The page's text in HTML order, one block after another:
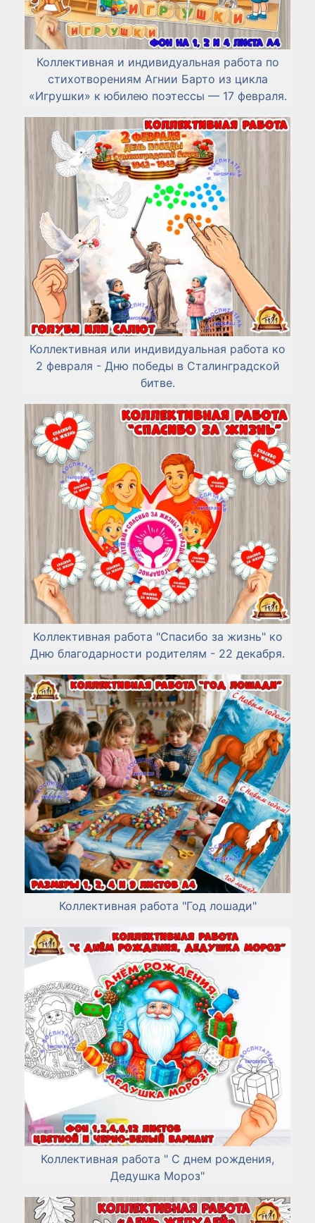
Коллективная и индивидуальная работа по
стихотворениям Агнии Барто из цикла
«Игрушки» к юбилею поэтессы — 17 февраля.
Коллективная или индивидуальная работа ко
2 февраля - Дню победы в Сталинградской
битве.
Коллективная работа "Спасибо за жизнь" ко
Дню благодарности родителям - 22 декабря.
Коллективная работа "Год лошади"
Коллективная работа " С днем рождения,
Дедушка Мороз"